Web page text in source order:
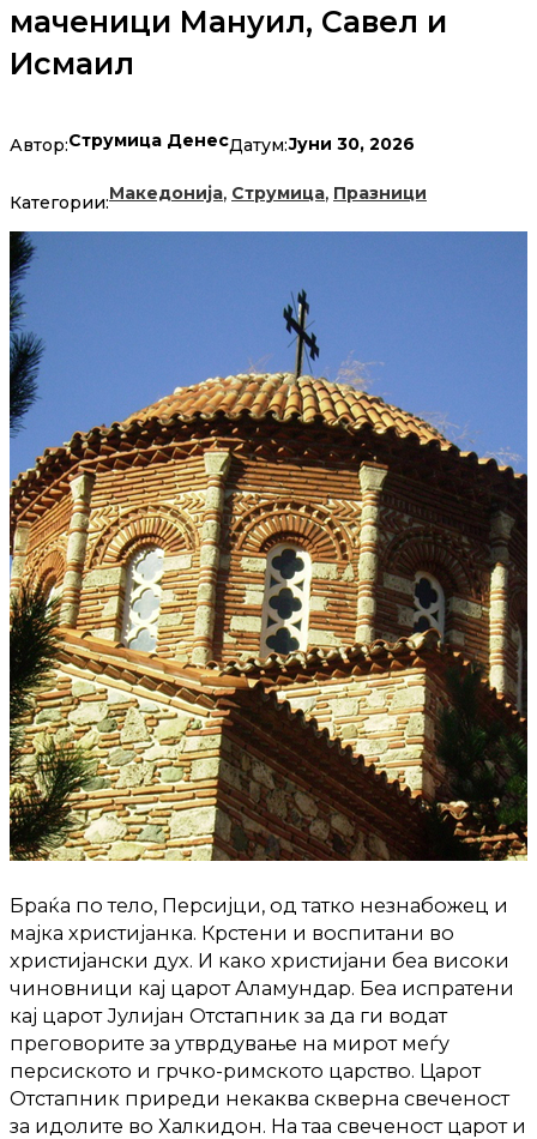
маченици Мануил, Савел и
Исмаил
Автор:Струмица ДенесДатум:Јуни 30, 2026
Категории:Македонија, Струмица, Празници
Браќа по тело, Персијци, од татко незнабожец и
мајка христијанка. Крстени и воспитани во
христијански дух. И како христијани беа високи
чиновници кај царот Аламундар. Беа испратени
кај царот Јулијан Отстапник за да ги водат
преговорите за утврдување на мирот меѓу
персиското и грчко-римското царство. Царот
Отстапник приреди некаква скверна свеченост
за идолите во Халкидон. На таа свеченост царот и